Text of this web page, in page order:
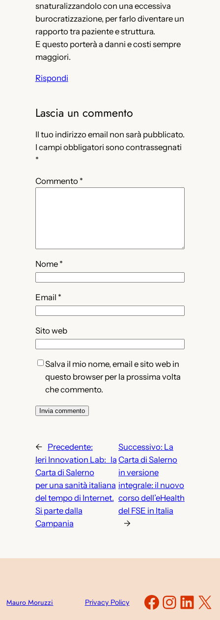
snaturalizzandolo con una eccessiva
burocratizzazione, per farlo diventare un
rapporto tra paziente e struttura.
E questo porterà a danni e costi sempre
maggiori.
Rispondi
Lascia un commento
Il tuo indirizzo email non sarà pubblicato.
I campi obbligatori sono contrassegnati
*
Commento *
Nome *
Email *
Sito web
Salva il mio nome, email e sito web in
questo browser per la prossima volta
che commento.
←
Precedente:
Ieri Innovation Lab: la
Carta di Salerno
per una sanità italiana
del tempo di Internet.
Si parte dalla
Campania
Successivo: La
Carta di Salerno
in versione
integrale: il nuovo
corso dell’eHealth
del FSE in Italia
→
Mauro Moruzzi Privacy Policy X